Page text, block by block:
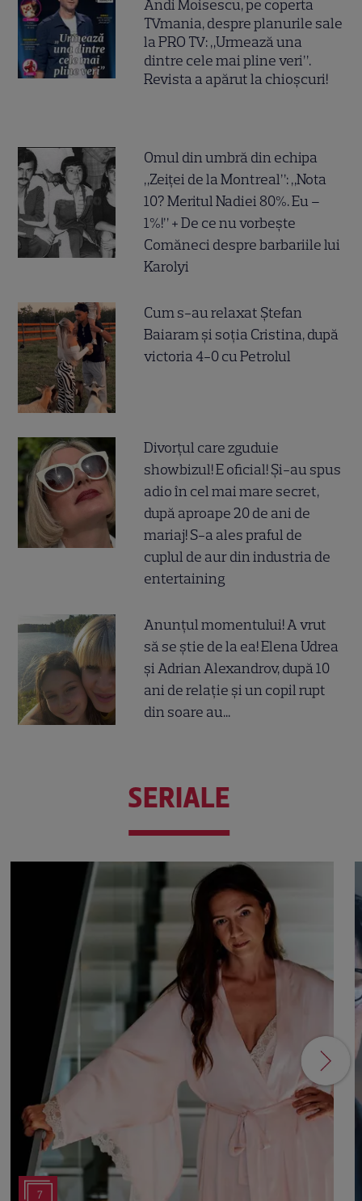
Andi Moisescu, pe coperta
TVmania, despre planurile sale
la PRO TV: „Urmează una
dintre cele mai pline veri”.
Revista a apărut la chioșcuri!
Omul din umbră din echipa
„Zeiței de la Montreal”: „Nota
10? Meritul Nadiei 80%. Eu –
1%!” + De ce nu vorbește
Comăneci despre barbariile lui
Karolyi
Cum s-au relaxat Ștefan
Baiaram și soția Cristina, după
victoria 4-0 cu Petrolul
Divorțul care zguduie
showbizul! E oficial! Și-au spus
adio în cel mai mare secret,
după aproape 20 de ani de
mariaj! S-a ales praful de
cuplul de aur din industria de
entertaining
Anunțul momentului! A vrut
să se știe de la ea! Elena Udrea
și Adrian Alexandrov, după 10
ani de relație și un copil rupt
din soare au...
SERIALE
7